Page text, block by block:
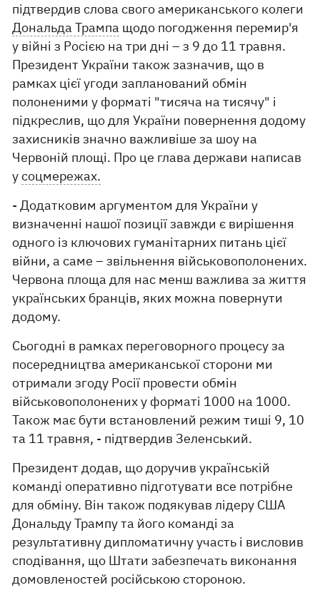
підтвердив слова свого американського колеги
Дональда Трампа щодо погодження перемир'я
у війні з Росією на три дні – з 9 до 11 травня.
Президент України також зазначив, що в
рамках цієї угоди запланований обмін
полоненими у форматі "тисяча на тисячу" і
підкреслив, що для України повернення додому
захисників значно важливіше за шоу на
Червоній площі. Про це глава держави написав
усоцмережах.
- Додатковим аргументом для України у
визначенні нашої позиції завжди є вирішення
одного із ключових гуманітарних питань цієї
війни, а саме – звільнення військовополонених.
Червона площа для нас менш важлива за життя
українських бранців, яких можна повернути
додому.
Сьогодні в рамках переговорного процесу за
посередництва американської сторони ми
отримали згоду Росії провести обмін
військовополонених у форматі 1000 на 1000.
Також має бути встановлений режим тиші 9, 10
та 11 травня, - підтвердив Зеленський.
Президент додав, що доручив українській
команді оперативно підготувати все потрібне
для обміну. Він також подякував лідеру США
Дональду Трампу та його команді за
результативну дипломатичну участь і висловив
сподівання, що Штати забезпечать виконання
домовленостей російською стороною.